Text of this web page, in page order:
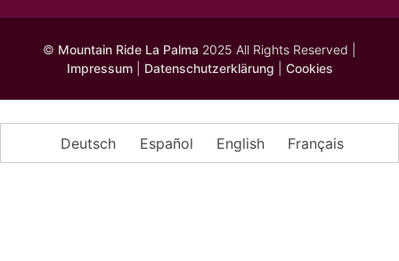
© Mountain Ride La Palma 2025 All Rights Reserved |
Impressum| Datenschutzerklärung Cookies
Deutsch Español English Français